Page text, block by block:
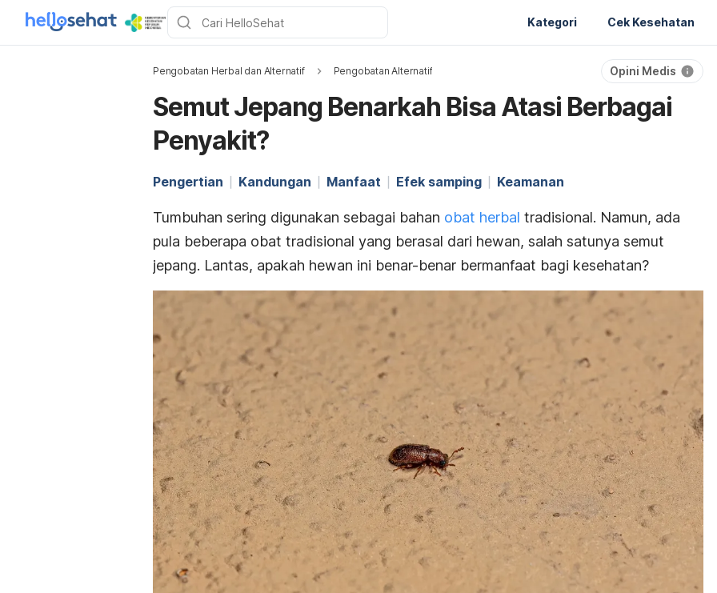
Kategori Cek Kesehatan
Pengobatan Herbal dan Alternatif Pengobatan Alternatif Opini Medis
Semut Jepang Benarkah Bisa Atasi Berbagai
Penyakit?
Pengertian Kandungan Manfaat Efek samping Keamanan
Tumbuhan sering digunakan sebagai bahan obat herbal tradisional. Namun, ada
pula beberapa obat tradisional yang berasal dari hewan, salah satunya semut
jepang. Lantas, apakah hewan ini benar-benar bermanfaat bagi kesehatan?